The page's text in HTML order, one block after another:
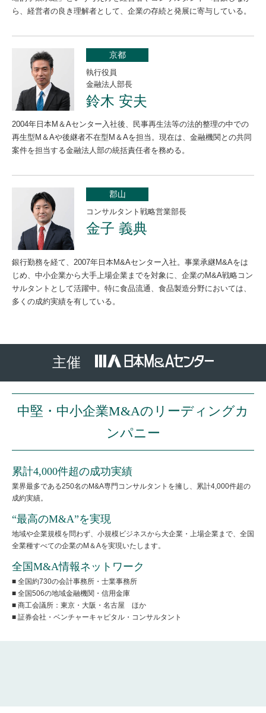
ら、経営者の良き理解者として、企業の存続と発展に寄与している。
京都
執行役員
金融法人部長
鈴木 安夫
2004年日本M＆Aセンター入社後、民事再生法等の法的整理の中での
再生型M＆Aや後継者不在型M＆Aを担当。現在は、金融機関との共同
案件を担当する金融法人部の統括責任者を務める。
郡山
コンサルタント戦略営業部長
金子 義典
銀行勤務を経て、2007年日本M&Aセンター入社。事業承継M&Aをは
じめ、中小企業から大手上場企業までを対象に、企業のM&A戦略コン
サルタントとして活躍中。特に食品流通、食品製造分野においては、
多くの成約実績を有している。
主催
中堅・中小企業M&Aのリーディングカ
ンパニー
累計4,000件超の成功実績
業界最多である250名のM&A専門コンサルタントを擁し、累計4,000件超の
成約実績。
“最高のM&A”を実現
地域や企業規模を問わず、小規模ビジネスから大企業・上場企業まで、全国
全業種すべての企業のM＆Aを実現いたします。
全国M&A情報ネットワーク
■ 全国約730の会計事務所・士業事務所
■ 全国506の地域金融機関・信用金庫
■ 商工会議所：東京・大阪・名古屋 ほか
■ 証券会社・ベンチャーキャピタル・コンサルタント